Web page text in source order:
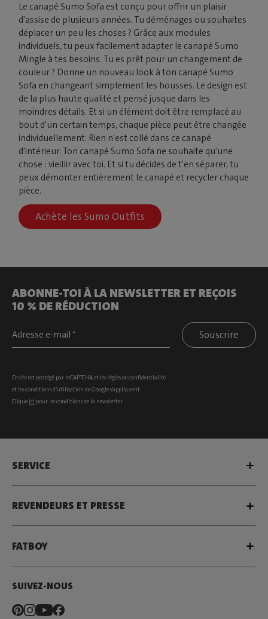
Le canapé Sumo Sofa est conçu pour offrir un plaisir
d'assise de plusieurs années. Tu déménages ou souhaites
déplacer un peu les choses ? Grâce aux modules
individuels, tu peux facilement adapter le canapé Sumo
Mingle à tes besoins. Tu es prêt pour un changement de
couleur ? Donne un nouveau look à ton canapé Sumo
Sofa en changeant simplement les housses. Le design est
de la plus haute qualité et pensé jusque dans les
moindres détails. Et si un élément doit être remplacé au
bout d'un certain temps, chaque pièce peut être changée
individuellement. Rien n'est collé dans ce canapé
d'intérieur. Ton canapé Sumo Sofa ne souhaite qu'une
chose : vieillir avec toi. Et si tu décides de t'en séparer, tu
peux démonter entièrement le canapé et recycler chaque
pièce.
Achète les Sumo Outfits
ABONNE-TOI À LA NEWSLETTER ET REÇOIS
10 % DE RÉDUCTION
Souscrire
Ce site est protégé par reCAPTCHA et les règles de confidentialité
et lesconditions d’utilisation de Google s’appliquent.
Clique ici pour les conditions de la newsletter
SERVICE
REVENDEURS ET PRESSE
FATBOY
SUIVEZ-NOUS